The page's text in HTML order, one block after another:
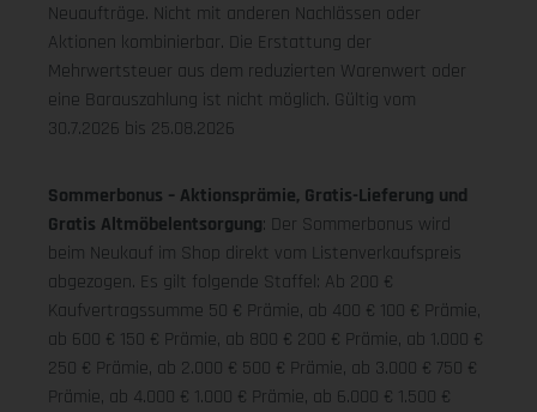
Neuaufträge. Nicht mit anderen Nachlässen oder
Aktionen kombinierbar. Die Erstattung der
Mehrwertsteuer aus dem reduzierten Warenwert oder
eine Barauszahlung ist nicht möglich. Gültig vom
30.7.2026 bis 25.08.2026
Sommerbonus – Aktionsprämie, Gratis-Lieferung und
Gratis Altmöbelentsorgung: Der Sommerbonus wird
beim Neukauf im Shop direkt vom Listenverkaufspreis
abgezogen. Es gilt folgende Staffel: Ab 200 €
Kaufvertragssumme 50 € Prämie, ab 400 € 100 € Prämie,
ab 600 € 150 € Prämie, ab 800 € 200 € Prämie, ab 1.000 €
250 € Prämie, ab 2.000 € 500 € Prämie, ab 3.000 € 750 €
Prämie, ab 4.000 € 1.000 € Prämie, ab 6.000 € 1.500 €